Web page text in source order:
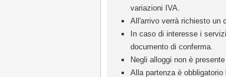
variazioni IVA.
All'arrivo verrà richiesto un
In caso di interesse i
documento di conferma.
Negli alloggi non è
Alla partenza è